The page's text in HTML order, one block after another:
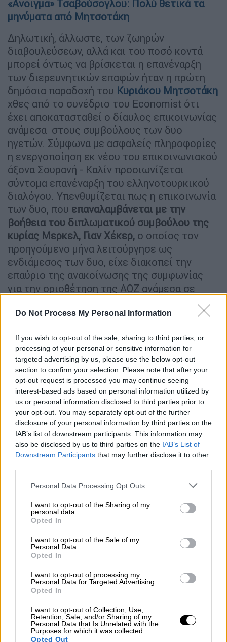
Do Not Process My Personal Information
If you wish to opt-out of the sale, sharing to third parties, or
processing of your personal or sensitive information for
targeted advertising by us, please use the below opt-out
section to confirm your selection. Please note that after your
opt-out request is processed you may continue seeing
interest-based ads based on personal information utilized by
us or personal information disclosed to third parties prior to
your opt-out. You may separately opt-out of the further
disclosure of your personal information by third parties on the
IAB’s list of downstream participants. This information may
also be disclosed by us to third parties on the IAB’s List of
Downstream Participants that may further disclose it to other
Please note that this website/app uses one or more Google
not limited to your visit or usage behaviour. You may click to
grant or deny consent to Google and its third-party tags to
use your data for below specified purposes in below Google
consent section.
Personal Data Processing Opt Outs
I want to opt-out of the Sharing of my
personal data.
Opted In
I want to opt-out of the Sale of my
Personal Data.
Opted In
I want to opt-out of processing my
Personal Data for Targeted Advertising.
Opted In
I want to opt-out of Collection, Use,
Retention, Sale, and/or Sharing of my
Personal Data that Is Unrelated with the
Purposes for which it was collected.
Opted Out
«Ανοιγμα» Τσαβούσογλου: Πολύ θετικά τα
μηνύματα από Μητσοτάκη
Δηλωτική, άλλωστε, των ζωηρών
διαβουλεύσεων, αλλά και του ποσό κοντά
μπορεί όντως να βρίσκεται η επανέναρξη
των διερευνητικών επαφών ήταν η πρώτη
δημόσια παραδοχή του Κυριάκου Μητσοτάκη
χθες από το συνέδριο του Economist ότι
έχει αποκατασταθεί ο δίαυλος επικοινωνίας
ανάμεσα στους συμβούλους των δυο
ηγετών. Σύμφωνα με ασφαλείς πληροφορίες
η ενεργοποίηση εκ νέου του επικοινωνιακού
άξονα Σουρανή - Καλίν προοιωνίζεται
σύντομα επανέναρξη του ελληνοτουρκικού
διαλόγου. Υπενθυμίζεται πως η επικοινωνία
των δυο, που επαναλαμβάνεται με την
βοήθεια του διπλωματικού συμβούλου της
κυρίας Μερκελ, Γιαν Χέκερ, ο οποίος τον
προηγούμενο μήνα λειτούργησε ως
ενδιάμεσος των δυο, είχε διακοπεί την
επαύριο της ανακοίνωσης της συμφωνίας
για την οριοθέτηση της ΑΟΖ ανάμεσα σε
Αθήνα και Καιρό με την Άγκυρα να τορπιλίζει
τη συμφωνία, που είχε επιτευχθεί στο
στο τερέν της Τουρκίας με τον Κυριάκο
Μητσοτάκηνα τονίζει και χθες βράδυ από
τον Economist, αλλά και νωρίτερα ενώπιον
Σακελλαροπούλου, ότι εναπόκειται στην
Τουρκία τα νερά στην Ανατολική Μεσόγειο
να παραμείνουν ήρεμα. Στο ίδιο μήκος
κύματος, ο Υπουργός Εξωτερικών, Νίκος
Δένδιας, επιβεβαίωσε από το βήμα του
Συνεδρίου του Economist ότι εάν η
αποχώρηση του τουρκικού σεισμογραφικού
αποτελεί δείγμα του μοτίβου συμπεριφοράς,